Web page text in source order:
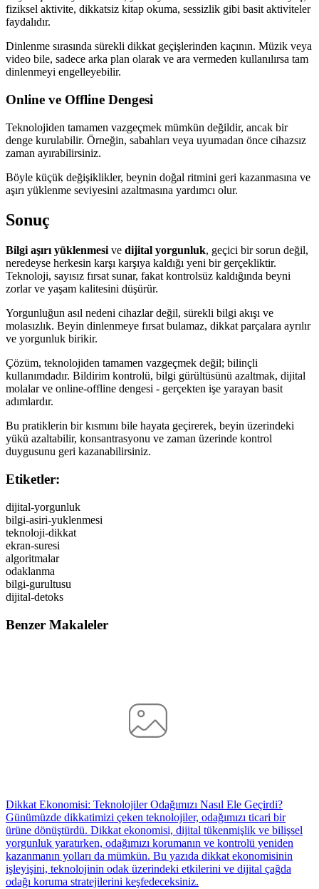
fiziksel aktivite, dikkatsiz kitap okuma, sessizlik gibi basit aktiviteler
faydalıdır.
Dinlenme sırasında sürekli dikkat geçişlerinden kaçının. Müzik veya
video bile, sadece arka plan olarak ve ara vermeden kullanılırsa tam
dinlenmeyi engelleyebilir.
Online ve Offline Dengesi
Teknolojiden tamamen vazgeçmek mümkün değildir, ancak bir
denge kurulabilir. Örneğin, sabahları veya uyumadan önce cihazsız
zaman ayırabilirsiniz.
Böyle küçük değişiklikler, beynin doğal ritmini geri kazanmasına ve
aşırı yüklenme seviyesini azaltmasına yardımcı olur.
Sonuç
Bilgi aşırı yüklenmesi ve dijital yorgunluk, geçici bir sorun değil,
neredeyse herkesin karşı karşıya kaldığı yeni bir gerçekliktir.
Teknoloji, sayısız fırsat sunar, fakat kontrolsüz kaldığında beyni
zorlar ve yaşam kalitesini düşürür.
Yorgunluğun asıl nedeni cihazlar değil, sürekli bilgi akışı ve
molasızlık. Beyin dinlenmeye fırsat bulamaz, dikkat parçalara ayrılır
ve yorgunluk birikir.
Çözüm, teknolojiden tamamen vazgeçmek değil; bilinçli
kullanımdadır. Bildirim kontrolü, bilgi gürültüsünü azaltmak, dijital
molalar ve online-offline dengesi - gerçekten işe yarayan basit
adımlardır.
Bu pratiklerin bir kısmını bile hayata geçirerek, beyin üzerindeki
yükü azaltabilir, konsantrasyonu ve zaman üzerinde kontrol
duygusunu geri kazanabilirsiniz.
Etiketler:
dijital-yorgunluk
bilgi-asiri-yuklenmesi
teknoloji-dikkat
ekran-suresi
algoritmalar
odaklanma
bilgi-gurultusu
dijital-detoks
Benzer Makaleler
Dikkat Ekonomisi: Teknolojiler Odağımızı Nasıl Ele Geçirdi?
Günümüzde dikkatimizi çeken teknolojiler, odağımızı ticari bir
ürüne dönüştürdü. Dikkat ekonomisi, dijital tükenmişlik ve bilişsel
yorgunluk yaratırken, odağımızı korumanın ve kontrolü yeniden
kazanmanın yolları da mümkün. Bu yazıda dikkat ekonomisinin
işleyişini, teknolojinin odak üzerindeki etkilerini ve dijital çağda
odağı koruma stratejilerini keşfedeceksiniz.